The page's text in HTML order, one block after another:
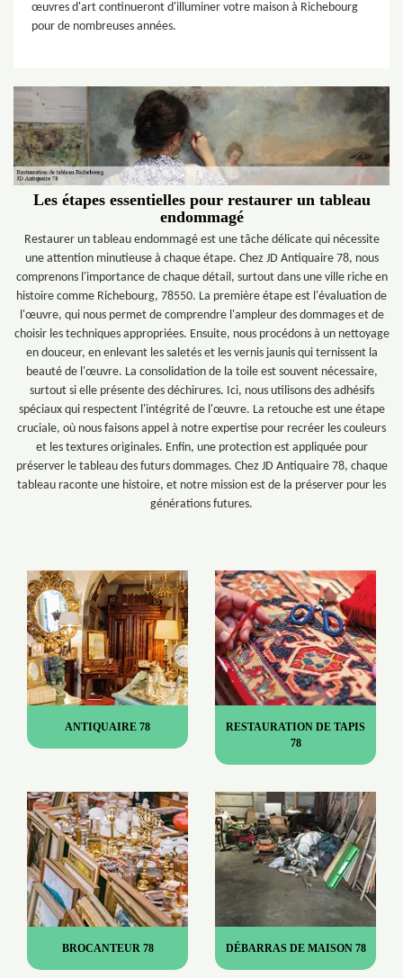
œuvres d'art continueront d'illuminer votre maison à Richebourg
pour de nombreuses années.
Les étapes essentielles pour restaurer un tableau
endommagé
Restaurer un tableau endommagé est une tâche délicate qui nécessite
une attention minutieuse à chaque étape. Chez JD Antiquaire 78, nous
comprenons l'importance de chaque détail, surtout dans une ville riche en
histoire comme Richebourg, 78550. La première étape est l'évaluation de
l'œuvre, qui nous permet de comprendre l'ampleur des dommages et de
choisir les techniques appropriées. Ensuite, nous procédons à un nettoyage
en douceur, en enlevant les saletés et les vernis jaunis qui ternissent la
beauté de l'œuvre. La consolidation de la toile est souvent nécessaire,
surtout si elle présente des déchirures. Ici, nous utilisons des adhésifs
spéciaux qui respectent l'intégrité de l'œuvre. La retouche est une étape
cruciale, où nous faisons appel à notre expertise pour recréer les couleurs
et les textures originales. Enfin, une protection est appliquée pour
préserver le tableau des futurs dommages. Chez JD Antiquaire 78, chaque
tableau raconte une histoire, et notre mission est de la préserver pour les
générations futures.
ANTIQUAIRE 78
RESTAURATION DE TAPIS
78
BROCANTEUR 78 DÉBARRAS DE MAISON 78